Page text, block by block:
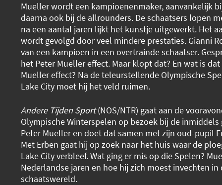
Mueller wordt een kampioenenmaker, aanvankelijk
daarna ook bij de allrounders. De schaatsers lopen
na een aantal jaren lijkt het kunstje uitgewerkt. Het
wordt gevolgd door veel mindere prestaties. Gianni
van een kampioen in een overtrainde schaatser.
het Peter Mueller effect. Maar klopt dat? En wat is
Mueller effect? Na de teleurstellende Olympische
Lake City moet hij het veld ruimen.
Andere Tijden Sport(NOS/NTR) gaat aan de
Olympische Winterspelen op bezoek bij de inmiddels
Peter Mueller en doet dat samen met zijn oud-pupil
Met Erben gaat hij op zoek naar het huis waar de
Lake City verbleef. Wat ging er mis op die Spelen?
Nederlandse jaren en hoe hij zich moest invechten in
schaatswereld.